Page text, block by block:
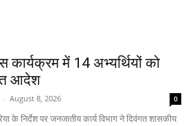
कार्यक्रम में 14 अभ्यर्थियों को
आदेश
- August 8, 2026 0
के निर्देश पर जनजातीय कार्य विभाग ने दिवंगत शासकीय